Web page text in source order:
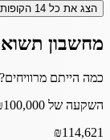
הצג את כל 14
מחשבון
כמה הייתם מרוויחים?
השקעה של ₪100,000
₪114,621